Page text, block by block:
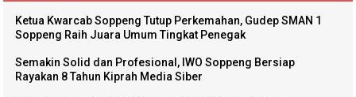
Ketua Kwarcab Soppeng Tutup Perkemahan, Gudep SMAN 1
Soppeng Raih Juara Umum Tingkat Penegak
Semakin Solid dan Profesional, IWO Soppeng Bersiap
Rayakan 8 Tahun Kiprah Media Siber